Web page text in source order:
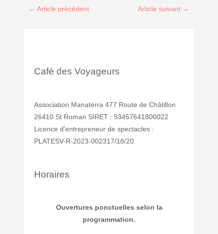
← Article précédent Article suivant →
Café des Voyageurs
Association Manaterra 477 Route de Châtillon
26410 St Roman SIRET : 53457641800022
Licence d'entrepreneur de spectacles :
PLATESV-R-2023-002317/18/20
Horaires
Ouvertures ponctuelles selon la
programmation.